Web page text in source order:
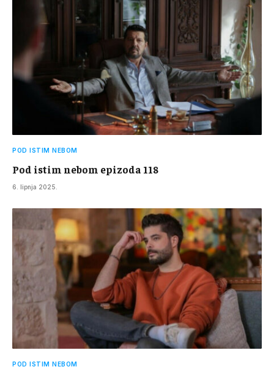
POD ISTIM NEBOM
Pod istim nebom epizoda 118
6. lipnja 2025.
POD ISTIM NEBOM